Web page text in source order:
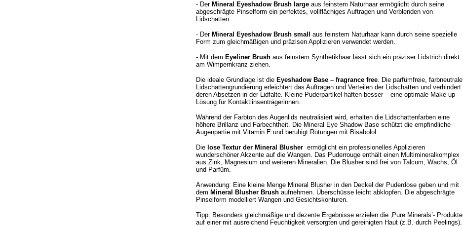
- Der Mineral Eyeshadow Brush largeaus feinstem Naturhaar ermöglicht durch seine
abgeschrägte Pinselform ein perfektes, vollflächiges Auftragen und Verblenden von
Lidschatten.
- Der Mineral Eyeshadow Brush small
aus feinstem Naturhaar kann durch seine spezielle
Form zum gleichmäßigen und präzisen Applizieren verwendet werden.
- Mit dem Eyeliner Brushaus feinstem Synthetikhaar lässt sich ein präziser Lidstrich direkt
am Wimpernkranz ziehen.
Die ideale Grundlage ist die Eyeshadow Base – fragrance free. Die parfümfreie, farbneutrale
Lidschattengrundierung erleichtert das Auftragen und Verteilen der Lidschatten und verhindert
deren Absetzen in der Lidfalte. Kleine Puderpartikel haften besser – eine optimale Make up-
Lösung für Kontaktlinsenträgerinnen.
Während der Farbton des Augenlids neutralisiert wird, erhalten die Lidschattenfarben eine
höhere Brillanz und Farbechtheit. Die Mineral Eye Shadow Base schützt die empfindliche
Augenpartie mit Vitamin E und beruhigt Rötungen mit Bisabolol.
Die lose Textur der Mineral Blusherermöglicht ein professionelles Applizieren
wunderschöner Akzente auf die Wangen. Das Puderrouge enthält einen Multimineralkomplex
aus Zink, Magnesium und weiteren Mineralien. Die Blusher sind frei von Talcum, Wachs, Öl
und Parfüm.
Anwendung: Eine kleine Menge Mineral Blusher in den Deckel der Puderdose geben und mit
dem Mineral Blusher Brushaufnehmen. Überschüsse leicht abklopfen. Die abgeschrägte
Pinselform modelliert Wangen und Gesichtskonturen.
Tipp: Besonders gleichmäßige und dezente Ergebnisse erzielen die ‚Pure Minerals’- Produkte
auf einer mit ausreichend Feuchtigkeit versorgten und gereinigten Haut (z.B. durch Peelings).